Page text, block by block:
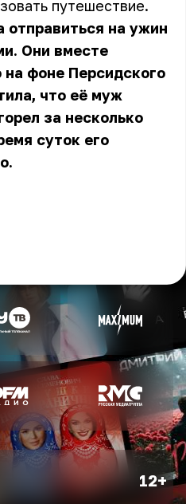
путешествие.
отправиться на ужин
Они вместе
фоне Персидского
что её муж
за несколько
суток его
12+